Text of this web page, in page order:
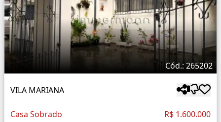
Cód.: 265202
VILA MARIANA
Casa Sobrado R$ 1.600.000